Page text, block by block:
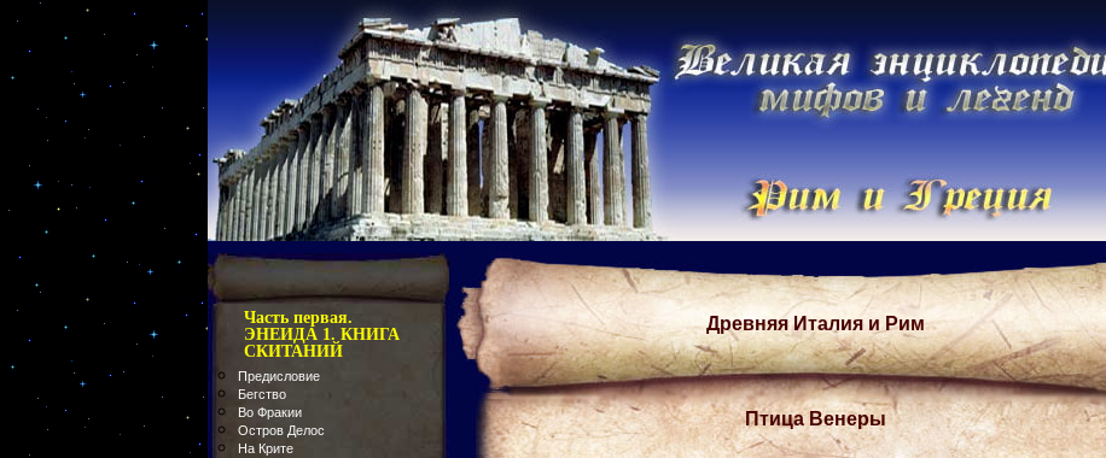
Часть первая.
ЭНЕИДА 1. КНИГА
СКИТАНИЙ
Предисловие
Бегство
Во Фракии
Остров Делос
На Крите
Древняя Италия и Рим
Птица Венеры